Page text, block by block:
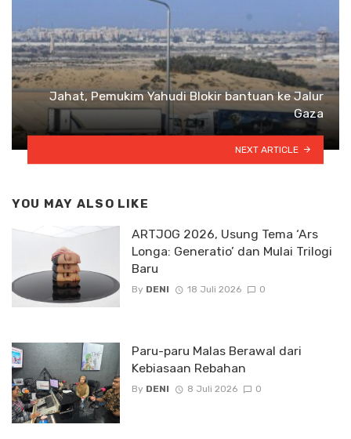
Jahat, Pemukim Yahudi Blokir bantuan ke Jalur
Gaza
NEXT ARTICLE
YOU MAY ALSO LIKE
ARTJOG 2026, Usung Tema ‘Ars
Longa: Generatio’ dan Mulai Trilogi
Baru
By DENI 18 Juli 2026 0
Paru-paru Malas Berawal dari
Kebiasaan Rebahan
By DENI 8 Juli 2026 0